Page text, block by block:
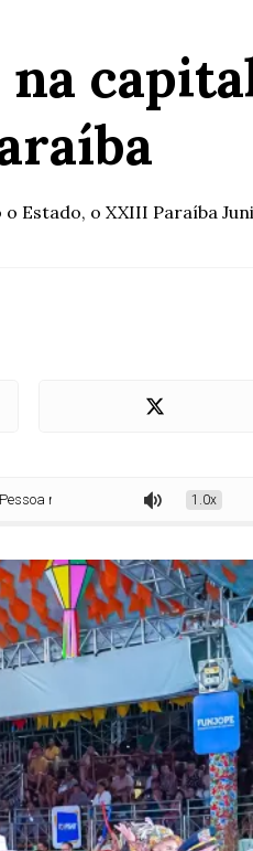
Estado, o XXIII Paraíba
capital das quadrilhas juninas da
1.0x